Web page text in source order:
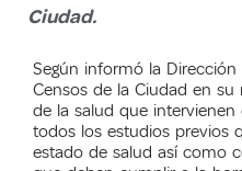
Ciudad.
Según informó la Dirección
Censos de la Ciudad en su
de la salud que intervienen
todos los estudios previos
estado de salud así como